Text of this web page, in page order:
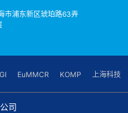
市浦东新区琥珀路63弄
EuMMCR KOMP 上海科技
司